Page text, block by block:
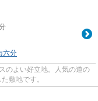
六分
のよい好立地。人気の道の
敷地です。